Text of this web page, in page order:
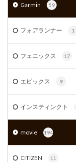
Garmin 59
フォアランナー 1
フェニックス 17
エピックス 9
インスティンクト
movie 194
CITIZEN 11